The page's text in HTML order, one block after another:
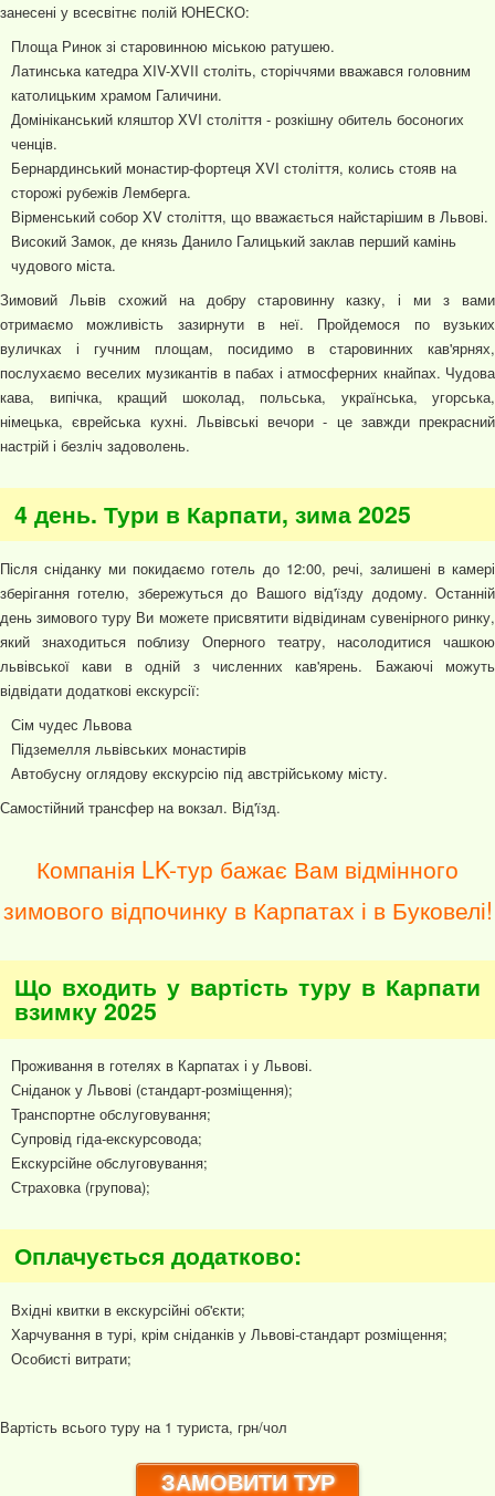
занесені у всесвітнє полій ЮНЕСКО:
Площа Ринок зі старовинною міською ратушею.
Латинська катедра XIV-XVII століть, сторіччями вважався головним
католицьким храмом Галичини.
Домініканський кляштор XVI століття - розкішну обитель босоногих
ченців.
Бернардинський монастир-фортеця XVI століття, колись стояв на
сторожі рубежів Лемберга.
Вірменський собор XV століття, що вважається найстарішим в Львові.
Високий Замок, де князь Данило Галицький заклав перший камінь
чудового міста.
Зимовий Львів схожий на добру старовинну казку, і ми з вами
отримаємо можливість зазирнути в неї. Пройдемося по вузьких
вуличках і гучним площам, посидимо в старовинних кав'ярнях,
послухаємо веселих музикантів в пабах і атмосферних кнайпах. Чудова
кава, випічка, кращий шоколад, польська, українська, угорська,
німецька, єврейська кухні. Львівські вечори - це завжди прекрасний
настрій і безліч задоволень.
4 день. Тури в Карпати, зима 2025
Після сніданку ми покидаємо готель до 12:00, речі, залишені в камері
зберігання готелю, збережуться до Вашого від'їзду додому. Останній
день зимового туру Ви можете присвятити відвідинам сувенірного ринку,
який знаходиться поблизу Оперного театру, насолодитися чашкою
львівської кави в одній з численних кав'ярень. Бажаючі можуть
відвідати додаткові екскурсії:
Сім чудес Львова
Підземелля львівських монастирів
Автобусну оглядову екскурсію під австрійському місту.
Самостійний трансфер на вокзал. Від'їзд.
Компанія LK-тур бажає Вам відмінного
зимового відпочинку в Карпатах і в Буковелі!
Що входить у вартість туру в Карпати
взимку 2025
Проживання в готелях в Карпатах і у Львові.
Сніданок у Львові (стандарт-розміщення);
Транспортне обслуговування;
Супровід гіда-екскурсовода;
Екскурсійне обслуговування;
Страховка (групова);
Оплачується додатково:
Вхідні квитки в екскурсійні об'єкти;
Харчування в турі, крім сніданків у Львові-стандарт розміщення;
Особисті витрати;
Вартість всього туру на 1 туриста, грн/чол
ЗАМОВИТИ ТУР